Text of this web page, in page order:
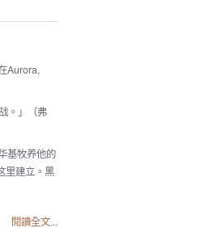
Aurora,
。」（弗
基牧养他的
里建立。黑
閱讀全文...